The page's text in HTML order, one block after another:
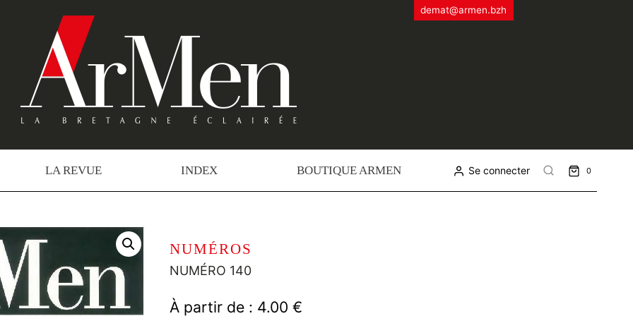
demat@armen.bzh
LA REVUE INDEX BOUTIQUE ARMEN Se connecter 0
NUMÉROS
NUMÉRO 140
À partir de : 4.00 €